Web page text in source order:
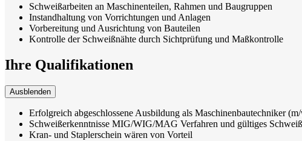
Schweißarbeiten an Maschinenteilen, Rahmen und Baugruppen
Instandhaltung von Vorrichtungen und Anlagen
Vorbereitung und Ausrichtung von Bauteilen
Kontrolle der Schweißnähte durch Sichtprüfung und Maßkontrolle
Ihre Qualifikationen
Ausblenden
Erfolgreich abgeschlossene Ausbildung als Maschinenbautechniker
Schweißerkenntnisse MIG/WIG/MAG Verfahren und gültiges
Kran- und Staplerschein wären von Vorteil